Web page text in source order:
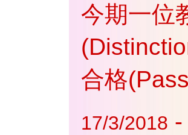
今期一位
合格
17/3/2018 -